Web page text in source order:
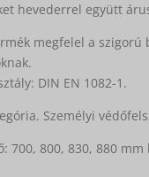
hevederrel együtt
megfelel a szigorú
DIN EN 1082-1.
Személyi
700, 800, 830, 880 mm